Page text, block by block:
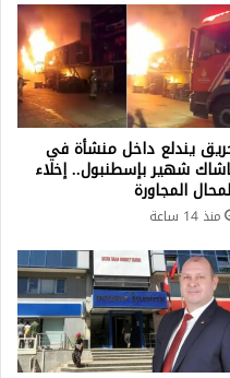
يندلع داخل منشأة في
شهير بإسطنبول.. إخلاء
المجاورة
منذ 14 ساعة